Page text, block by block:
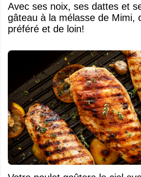
Avec ses noix, ses dattes et
gâteau à la mélasse de Mimi,
préféré et de loin!